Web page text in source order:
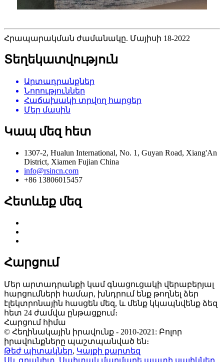
Հրապարակման ժամանակը. Մայիսի 18-2022
Տեղեկատվություն
Արտադրանքներ
Նորություններ
Հաճախակի տրվող հարցեր
Մեր մասին
Կապ մեզ հետ
1307-2, Hualun International, No. 1, Guyan Road, Xiang'An
District, Xiamen Fujian China
info@rsincn.com
+86 13806015457
Հետևեք մեզ
Հարցում
Մեր արտադրանքի կամ գնացուցակի վերաբերյալ
հարցումների համար, խնդրում ենք թողնել ձեր
էլեկտրոնային հասցեն մեզ, և մենք կկապնվենք ձեզ
հետ 24 ժամվա ընթացքում։
Հարցում հիմա
© Հեղինակային իրավունք - 2010-2021: Բոլոր
իրավունքները պաշտպանված են։
Թեժ պիտակներ, Կայքի քարտեզ
Սև գրանիտ, Սպիտակ մարմարե պատի սալիկներ,